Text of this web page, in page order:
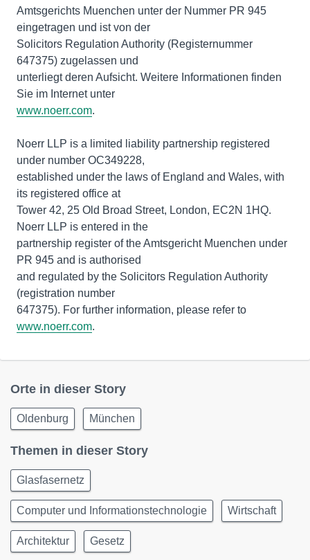
Amtsgerichts Muenchen unter der Nummer PR 945
eingetragen und ist von der
Solicitors Regulation Authority (Registernummer
647375) zugelassen und
unterliegt deren Aufsicht. Weitere Informationen finden
www.noerr.com.
Noerr LLP is a limited liability partnership registered
under number OC349228,
established under the laws of England and Wales, with
its registered office at
Tower 42, 25 Old Broad Street, London, EC2N 1HQ.
Noerr LLP is entered in the
partnership register of the Amtsgericht Muenchen under
PR 945 and is authorised
and regulated by the Solicitors Regulation Authority
(registration number
647375). For further information, please refer to
www.noerr.com.
Orte in dieser Story
Oldenburg München
Themen in dieser Story
Glasfasernetz
Computer und Informationstechnologie Wirtschaft
Architektur Gesetz